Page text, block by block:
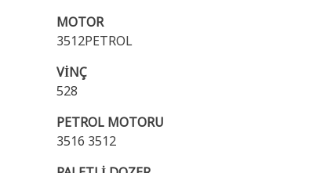
MOTOR
3512PETROL
VİNÇ
528
PETROL MOTORU
3516 3512